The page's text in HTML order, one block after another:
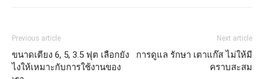
Previous article
ขนาดเตียง 6, 5, 3.5 ฟุต เลือกยัง
ไงให้เหมาะกับการใช้งานของ
Next article
การดูแล รักษา เตาแก๊ส ไม่ให้มี
คราบสะสม